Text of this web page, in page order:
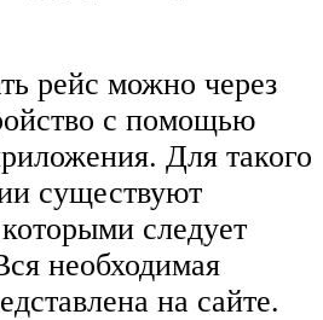
рейс можно через
с помощью
Для такого
существуют
следует
необходимая
на сайте.